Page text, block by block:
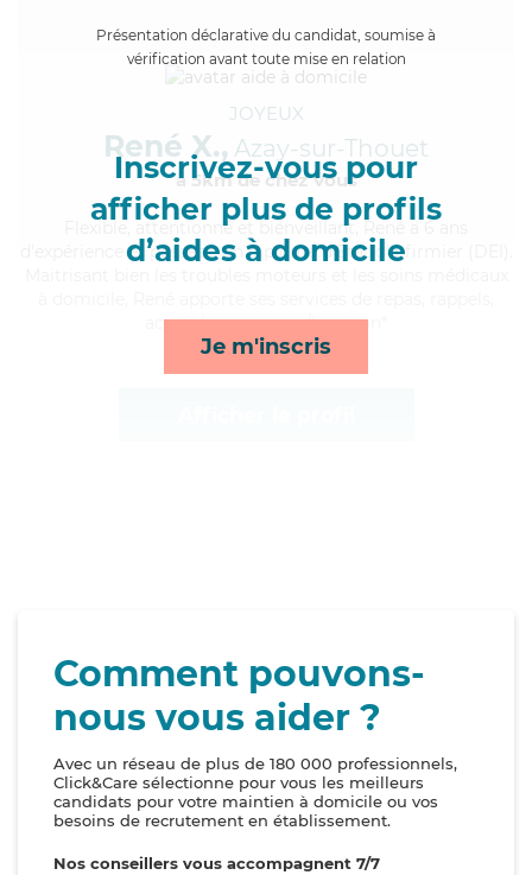
Présentation déclarative du candidat, soumise à
vérification avant toute mise en relation
Inscrivez-vous pour
afficher plus de profils
d’aides à domicile
Je m'inscris
JOYEUX
René X., Azay-sur-Thouet
à 5km de chez Vous
, attentionné et bienveillant, René a 6 ans
d'expérience et possède un diplôme d'Etat d'infirmier (DEI).
activités et courses/livraison*
Comment pouvons-
nous vous aider ?
Avec un réseau de plus de 180 000 professionnels,
Click&Care sélectionne pour vous les meilleurs
candidats pour votre maintien à domicile ou vos
besoins de recrutement en établissement.
Nos conseillers vous accompagnent 7/7